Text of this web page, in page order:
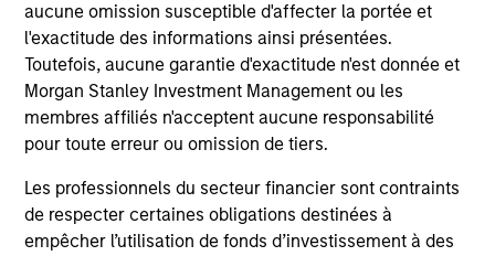
aucune omission susceptible d'affecter la portée et
l'exactitude des informations ainsi présentées.
Toutefois, aucune garantie d'exactitude n'est donnée et
Morgan Stanley Investment Management ou les
membres affiliés n'acceptent aucune responsabilité
pour toute erreur ou omission de tiers.
Les professionnels du secteur financier sont contraints
de respecter certaines obligations destinées à
empêcher l’utilisation de fonds d’investissement à des
May not represent all Team Members.
The information on this page is for informational
purposes only. The information contained herein does
not constitute and should not be construed as an
offering of advisory services or an offer to sell or a
solicitation of an offer to buy any securities in any
jurisdiction in which such offer or solicitation,
purchase or sale would be unlawful under the
securities, insurance or other laws of such jurisdiction.
All investing involves risks, including a loss of principal.